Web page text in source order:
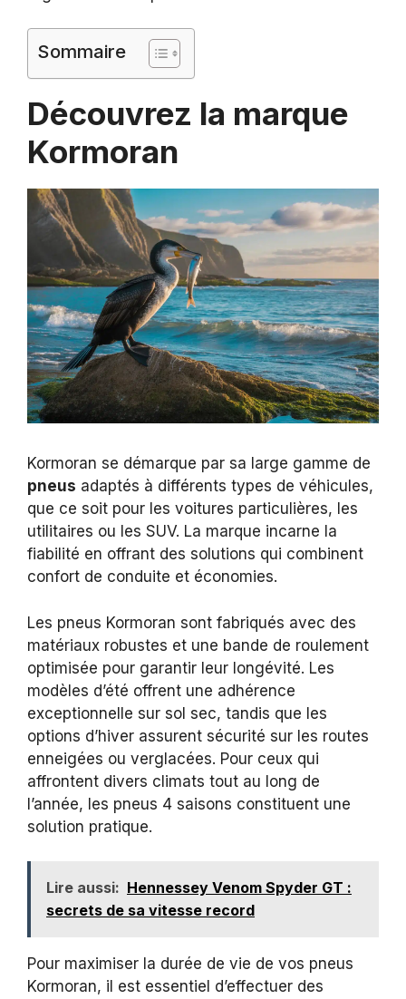
Sommaire
Découvrez la marque
Kormoran
Kormoran se démarque par sa large gamme de
pneus adaptés à différents types de véhicules,
que ce soit pour les voitures particulières, les
utilitaires ou les SUV. La marque incarne la
fiabilité en offrant des solutions qui combinent
confort de conduite et économies.
Les pneus Kormoran sont fabriqués avec des
matériaux robustes et une bande de roulement
optimisée pour garantir leur longévité. Les
modèles d’été offrent une adhérence
exceptionnelle sur sol sec, tandis que les
options d’hiver assurent sécurité sur les routes
enneigées ou verglacées. Pour ceux qui
affrontent divers climats tout au long de
l’année, les pneus 4 saisons constituent une
solution pratique.
Lire aussi: Hennessey Venom Spyder GT :
secrets de sa vitesse record
Pour maximiser la durée de vie de vos pneus
Kormoran, il est essentiel d’effectuer des